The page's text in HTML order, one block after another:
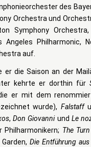
des
Orchestra und
Symphony Orchestra,
Angeles Philharmonic,
auf.
er die Saison an der
kehrte er dorthin für
er mit dem
wurde), Falstaff
, Don Giovanniund Le
Philharmonikern; The
Garden,Die Entführung